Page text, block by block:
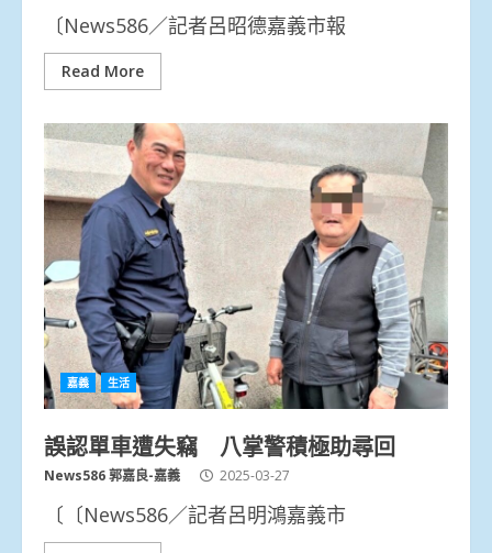
〔News586／記者呂昭德嘉義市報
Read More
嘉義 生活
誤認單車遭失竊 八掌警積極助尋回
News586 郭嘉良-嘉義 2025-03-27
〔〔News586／記者呂明鴻嘉義市